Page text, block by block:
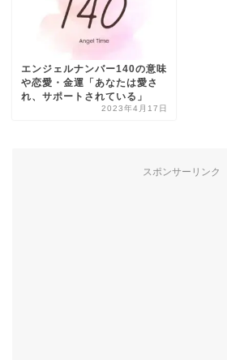
エンジェルナンバー140の意味
や恋愛・金運「あなたは愛さ
れ、サポートされている」
2023年4月17日
スポンサーリンク